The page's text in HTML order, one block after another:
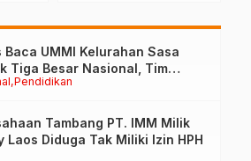
Pendidikan
Baca UMMI Kelurahan Sasa
Tiga Besar Nasional, Tim
Lakukan Visitasi di Ternate
Tambang PT. IMM Milik
Laos Diduga Tak Miliki Izin HPH